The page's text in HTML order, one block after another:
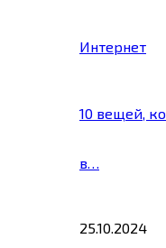
Интернет
10 вещей,
в…
25.10.2024